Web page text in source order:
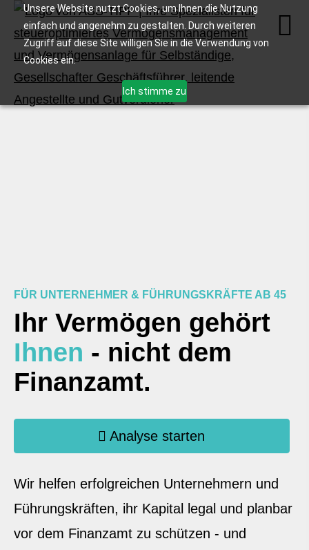
Unsere Website nutzt Cookies, um Ihnen die Nutzung
einfach und angenehm zu gestalten. Durch weiteren
Zugriff auf diese Site willigen Sie in die Verwendung von
Cookies ein.
Ich stimme zu
FÜR UNTERNEHMER & FÜHRUNGSKRÄFTE AB 45
Ihr Vermögen gehört
Ihnen - nicht dem
Finanzamt.
Analyse starten
Wir helfen erfolgreichen Unternehmern und
Führungskräften, ihr Kapital legal und planbar
vor dem Finanzamt zu schützen - und